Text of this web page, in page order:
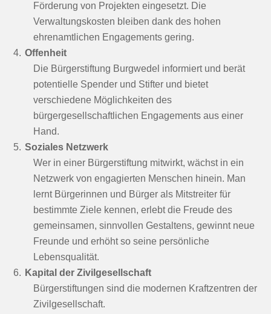
Förderung von Projekten eingesetzt. Die
Verwaltungskosten bleiben dank des hohen
ehrenamtlichen Engagements gering.
Offenheit
Die Bürgerstiftung Burgwedel informiert und berät
potentielle Spender und Stifter und bietet
verschiedene Möglichkeiten des
bürgergesellschaftlichen Engagements aus einer
Hand.
Soziales Netzwerk
Wer in einer Bürgerstiftung mitwirkt, wächst in ein
Netzwerk von engagierten Menschen hinein. Man
lernt Bürgerinnen und Bürger als Mitstreiter für
bestimmte Ziele kennen, erlebt die Freude des
gemeinsamen, sinnvollen Gestaltens, gewinnt neue
Freunde und erhöht so seine persönliche
Lebensqualität.
Kapital der Zivilgesellschaft
Bürgerstiftungen sind die modernen Kraftzentren der
Zivilgesellschaft.